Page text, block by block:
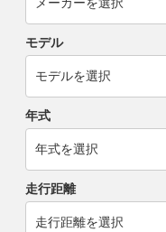
モデル
年式
走行距離